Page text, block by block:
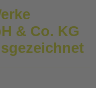
& Co. KG